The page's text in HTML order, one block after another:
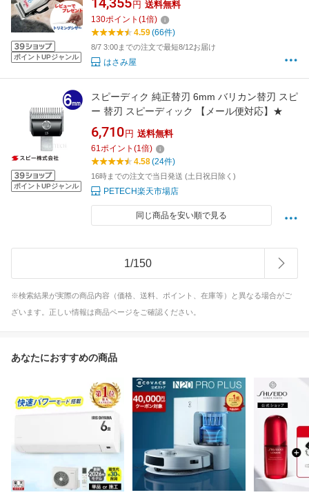
ポイントUPジャンル
犬用 猫用
円 送料無料
130ポイント (1倍)
4.59(66件)
8/7 3:00までの注文で最短8/12お届け
はさみ屋
ポイントUPジャンル
スピーディク 純正替刃 6mm バリカン替刃 スピ
ー 替刃 スピーディック 【メール便対応】★
6,710 円 送料無料
61ポイント (1倍)
4.58(24件)
16時までの注文で当日発送 (土日祝日除く)
PETECH楽天市場店
同じ商品を安い順で見る
1/150
※検索結果が実際の商品内容（価格、送料、ポイント、在庫等）と異なる場合がご
ざいます。正しい情報は商品ページをご確認ください。
あなたにおすすめの商品